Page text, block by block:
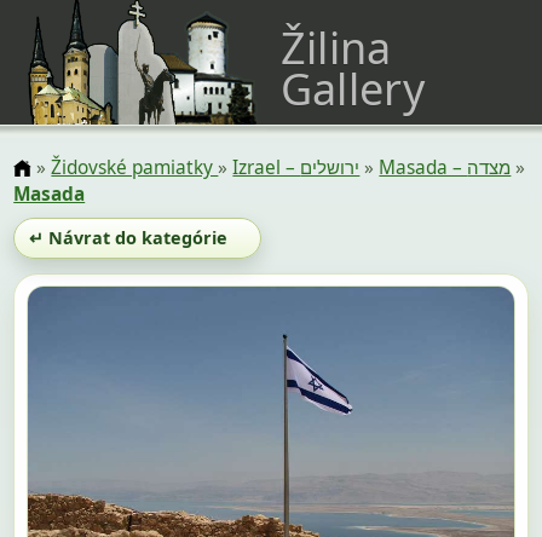
Žilina
Gallery
»Židovské pamiatky» Izrael – ירושלים » Masada – מצדה »
Masada
↵ Návrat do kategórie